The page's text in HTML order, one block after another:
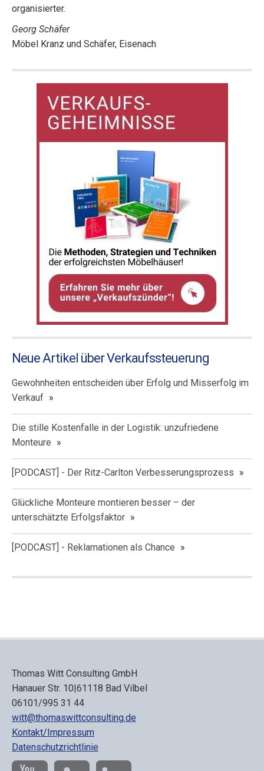
organisierter.
Georg Schäfer
Möbel Kranz und Schäfer, Eisenach
Neue Artikel über Verkaufssteuerung
Gewohnheiten entscheiden über Erfolg und Misserfolg im
Verkauf
Die stille Kostenfalle in der Logistik: unzufriedene
Monteure
[PODCAST] - Der Ritz-Carlton Verbesserungsprozess
Glückliche Monteure montieren besser – der
unterschätzte Erfolgsfaktor
[PODCAST] - Reklamationen als Chance
Thomas Witt Consulting GmbH
Hanauer Str. 10|61118 Bad Vilbel
06101/995 31 44
witt@thomaswittconsulting.de
Kontakt/Impressum
Datenschutzrichtlinie